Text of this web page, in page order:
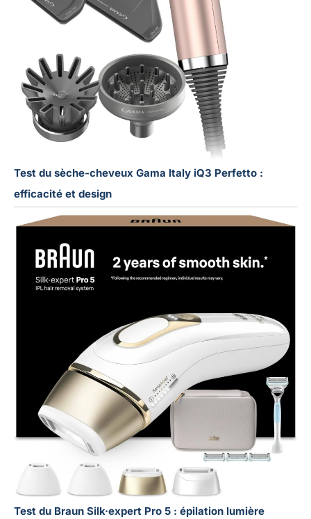
Test du sèche-cheveux Gama Italy iQ3 Perfetto :
efficacité et design
Test du Braun Silk·expert Pro 5 : épilation lumière